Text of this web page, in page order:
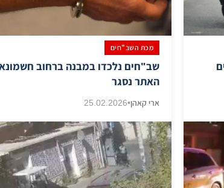
שוהים
מכת השב"חים
שב"חים נלכדו במבנה ברחוב
האתר נסגר
ארי קאהן•
25.02.2026